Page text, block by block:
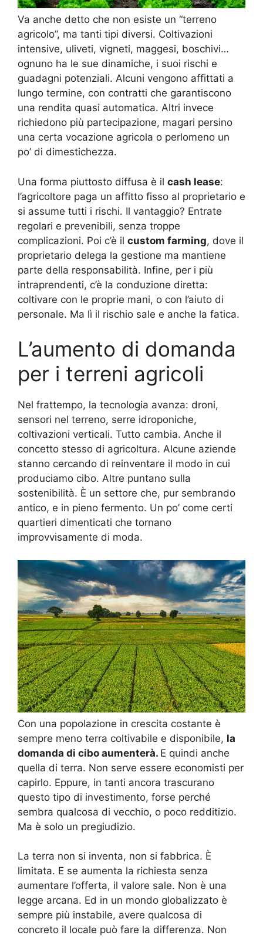
Va anche detto che non esiste un “terreno
agricolo”, ma tanti tipi diversi. Coltivazioni
intensive, uliveti, vigneti, maggesi, boschivi…
ognuno ha le sue dinamiche, i suoi rischi e
guadagni potenziali. Alcuni vengono affittati a
lungo termine, con contratti che garantiscono
una rendita quasi automatica. Altri invece
richiedono più partecipazione, magari persino
una certa vocazione agricola o perlomeno un
po’ di dimestichezza.
Una forma piuttosto diffusa è il cash lease:
l’agricoltore paga un affitto fisso al proprietario e
si assume tutti i rischi. Il vantaggio? Entrate
regolari e prevenibili, senza troppe
complicazioni. Poi c’è il custom farming, dove il
proprietario delega la gestione ma mantiene
parte della responsabilità. Infine, per i più
intraprendenti, c’è la conduzione diretta:
coltivare con le proprie mani, o con l’aiuto di
personale. Ma lì il rischio sale e anche la fatica.
L’aumento di domanda
per i terreni agricoli
Nel frattempo, la tecnologia avanza: droni,
sensori nel terreno, serre idroponiche,
coltivazioni verticali. Tutto cambia. Anche il
concetto stesso di agricoltura. Alcune aziende
stanno cercando di reinventare il modo in cui
produciamo cibo. Altre puntano sulla
sostenibilità. È un settore che, pur sembrando
antico, e in pieno fermento. Un po’ come certi
quartieri dimenticati che tornano
improvvisamente di moda.
Con una popolazione in crescita costante è
sempre meno terra coltivabile e disponibile, la
domanda di cibo aumenterà. E quindi anche
quella di terra. Non serve essere economisti per
capirlo. Eppure, in tanti ancora trascurano
questo tipo di investimento, forse perché
sembra qualcosa di vecchio, o poco redditizio.
Ma è solo un pregiudizio.
La terra non si inventa, non si fabbrica. È
limitata. E se aumenta la richiesta senza
aumentare l’offerta, il valore sale. Non è una
legge arcana. Ed in un mondo globalizzato è
sempre più instabile, avere qualcosa di
concreto il locale può fare la differenza. Non